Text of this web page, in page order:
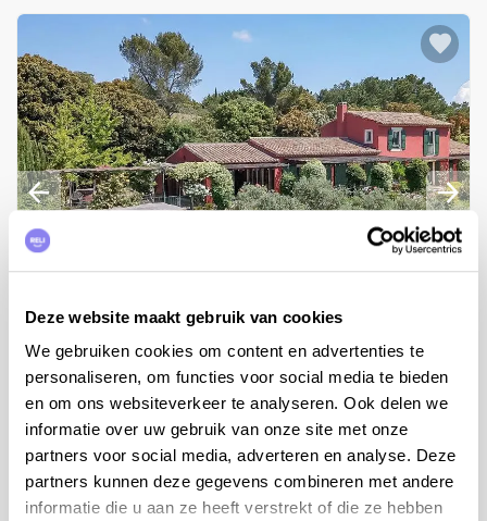
Deze website maakt gebruik van cookies
We gebruiken cookies om content en advertenties te
personaliseren, om functies voor social media te bieden
en om ons websiteverkeer te analyseren. Ook delen we
informatie over uw gebruik van onze site met onze
partners voor social media, adverteren en analyse. Deze
partners kunnen deze gegevens combineren met andere
informatie die u aan ze heeft verstrekt of die ze hebben
14people,5bedrooms
Holiday home Mas Abrivado
Provence, Bouches-du-Rhône, Eyragues
from €6.835 to €9.535 per week